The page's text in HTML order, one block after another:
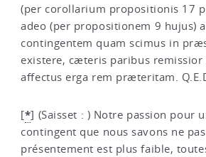
(per corollarium propositionis 17
adeo (per propositionem 9 hujus)
contingentem quam scimus in
existere, cæteris paribus remissior
affectus erga rem præteritam.
[*] (Saisset : ) Notre passion pour
contingent que nous savons ne
présentement est plus faible,